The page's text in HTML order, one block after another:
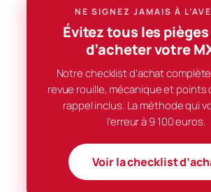
NE SIGNEZ JAMAIS À
Évitez tous les
d’acheter votre
Notre checklist d’achat
revue rouille, mécanique et points
rappel inclus. La méthode qui
l’erreur à 9 100 euros.
Voir la checklist